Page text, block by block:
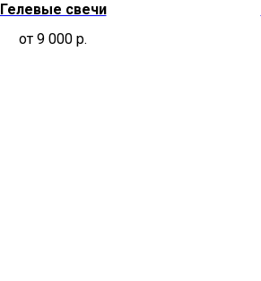
Гелевые свечи
от 9 000 р.